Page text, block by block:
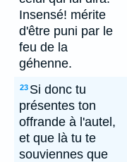
Insensé! mérite
d'être puni par le
feu de la
géhenne.
23 Si donc tu
présentes ton
offrande à l'autel,
et que là tu te
souviennes que